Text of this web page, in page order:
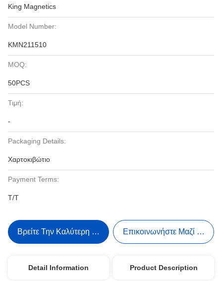
King Magnetics
Model Number:
KMN211510
MOQ:
50PCS
Τιμή:
-
Packaging Details:
Χαρτοκιβώτιο
Payment Terms:
T/T
Βρείτε Την Καλύτερη Τιμή Επικοινωνήστε Μαζί Μας
Detail Information Product Description